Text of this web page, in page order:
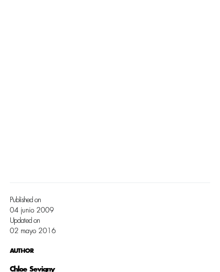
Published on
04 junio 2009
Updated on
02 mayo 2016
AUTHOR
Chloe Sevigny